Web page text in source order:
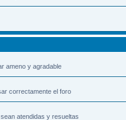
ameno y agradable
correctamente el foro
atendidas y resueltas